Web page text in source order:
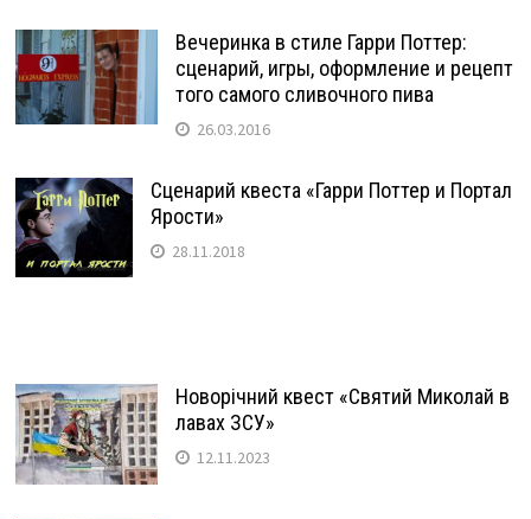
Вечеринка в стиле Гарри Поттер:
сценарий, игры, оформление и рецепт
того самого сливочного пива
26.03.2016
Сценарий квеста «Гарри Поттер и Портал
Ярости»
28.11.2018
Новорічний квест «Святий Миколай в
лавах ЗСУ»
12.11.2023